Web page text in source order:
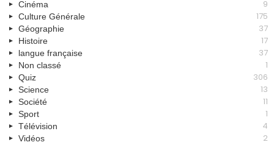
Cinéma 9
Culture Générale 175
Géographie 37
Histoire 17
langue française 37
Non classé 1
Quiz 306
Science 13
Société 11
Sport 1
Télévision 4
Vidéos 2